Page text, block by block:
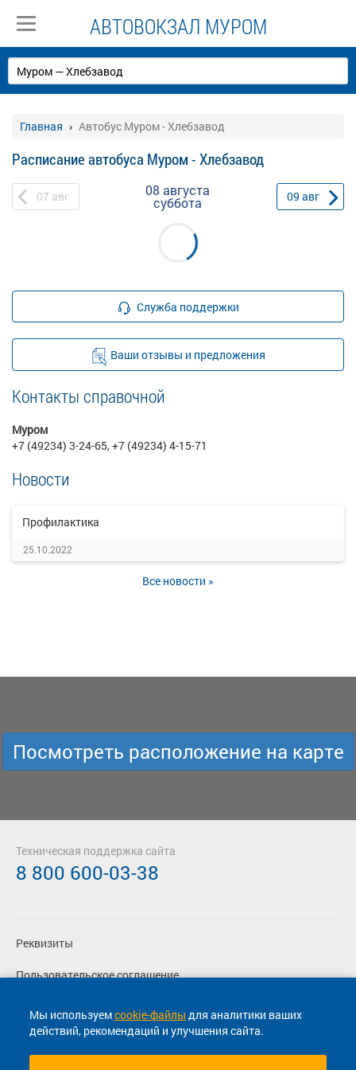
АВТОВОКЗАЛ МУРОМ
Главная Автобус Муром - Хлебзавод
Расписание автобуса Муром - Хлебзавод
07 авг 08 августа
суббота 09 авг
Служба поддержки
Ваши отзывы и предложения
Контакты справочной
Муром
+7 (49234) 3-24-65, +7 (49234) 4-15-71
Новости
Профилактика
25.10.2022
Все новости »
Мы используемcookie-файлы для аналитики ваших
действий, рекомендаций и улучшения сайта.
Посмотреть расположение на карте
Реквизиты
Пользовательское соглашение
Политика конфиденциальности
Согласие на маркетинговые сообщения
Техническая поддержка сайта
8 800 600-03-38